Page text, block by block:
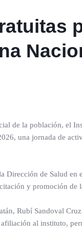
de la población, el
una jornada de
Dirección de Salud en
y promoción de
Rubí Sandoval
afiliación al instituto,